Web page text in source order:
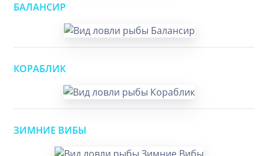
БАЛАНСИР
КОРАБЛИК
ЗИМНИЕ ВИБЫ